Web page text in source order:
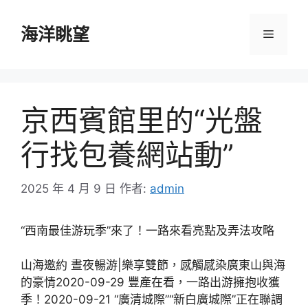
海洋眺望 選
京西賓館里的“光盤
行找包養網站動”
2025 年 4 月 9 日 作者: admin
“西南最佳游玩季”來了！一路來看亮點及弄法攻略
山海邀約 晝夜暢游|樂享雙節，感觸感染廣東山與海
的豪情2020-09-29 豐產在看，一路出游擁抱收獲
季！2020-09-21 “廣清城際”“新白廣城際”正在聯調